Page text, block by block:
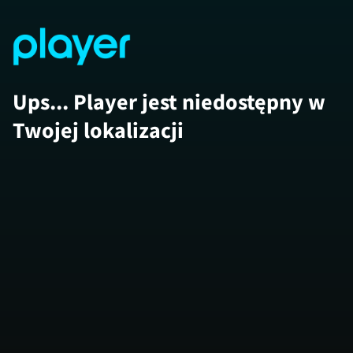
Ups... Player jest niedostępny w
Twojej lokalizacji